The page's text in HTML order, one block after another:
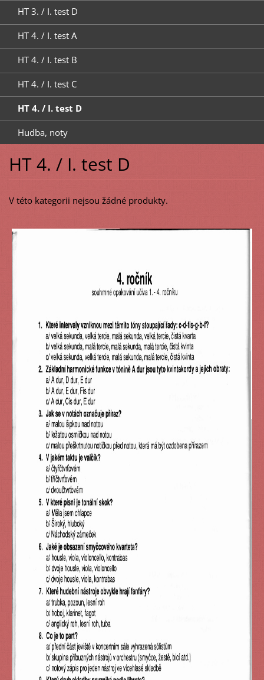
HT 3. / I. test D
HT 4. / I. test A
HT 4. / I. test B
HT 4. / I. test C
HT 4. / I. test D
Hudba, noty
HT 4. / I. test D
V této kategorii nejsou žádné produkty.